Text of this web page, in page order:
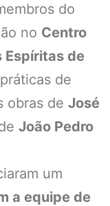
do
no Centro
Espíritas de
de
obras de José
João Pedro
um
a equipe de